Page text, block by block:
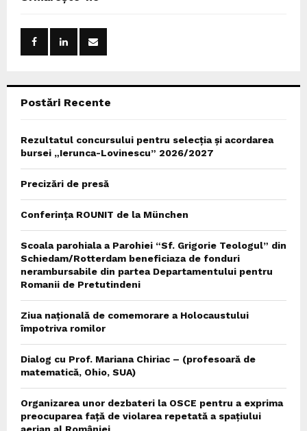
h
Postări Recente
Rezultatul concursului pentru selecția și acordarea
bursei „Ierunca-Lovinescu” 2026/2027
Precizări de presă
Conferința ROUNIT de la München
Scoala parohiala a Parohiei “Sf. Grigorie Teologul” din
Schiedam/Rotterdam beneficiaza de fonduri
nerambursabile din partea Departamentului pentru
Romanii de Pretutindeni
Ziua națională de comemorare a Holocaustului
împotriva romilor
Dialog cu Prof. Mariana Chiriac – (profesoară de
matematică, Ohio, SUA)
Organizarea unor dezbateri la OSCE pentru a exprima
preocuparea față de violarea repetată a spațiului